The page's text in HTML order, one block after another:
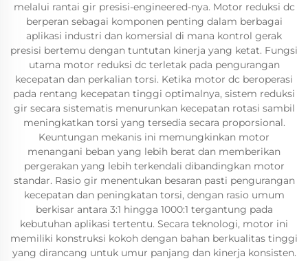
melalui rantai gir presisi-engineered-nya. Motor reduksi dc
berperan sebagai komponen penting dalam berbagai
aplikasi industri dan komersial di mana kontrol gerak
presisi bertemu dengan tuntutan kinerja yang ketat. Fungsi
utama motor reduksi dc terletak pada pengurangan
kecepatan dan perkalian torsi. Ketika motor dc beroperasi
pada rentang kecepatan tinggi optimalnya, sistem reduksi
gir secara sistematis menurunkan kecepatan rotasi sambil
meningkatkan torsi yang tersedia secara proporsional.
Keuntungan mekanis ini memungkinkan motor
menangani beban yang lebih berat dan memberikan
pergerakan yang lebih terkendali dibandingkan motor
standar. Rasio gir menentukan besaran pasti pengurangan
kecepatan dan peningkatan torsi, dengan rasio umum
berkisar antara 3:1 hingga 1000:1 tergantung pada
kebutuhan aplikasi tertentu. Secara teknologi, motor ini
memiliki konstruksi kokoh dengan bahan berkualitas tinggi
yang dirancang untuk umur panjang dan kinerja konsisten.